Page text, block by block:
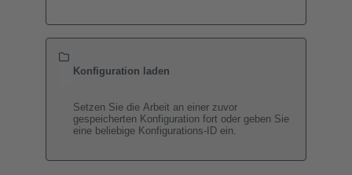
Konfiguration laden
Setzen Sie die Arbeit an einer zuvor
gespeicherten Konfiguration fort oder geben Sie
eine beliebige Konfigurations-ID ein.